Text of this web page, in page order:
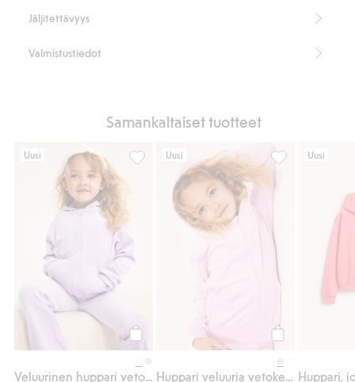
Jäljitettävyys
Valmistustiedot
Samankaltaiset tuotteet
Uusi
Osta
Veluurinen huppari vetoketjulla, Lisää
Uusi
Osta
Uusi